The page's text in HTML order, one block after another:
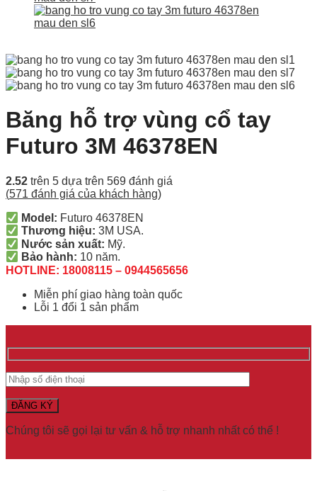
Băng hỗ trợ vùng cổ tay
Futuro 3M 46378EN
2.52 trên 5 dựa trên 569 đánh giá
(571 đánh giá của khách hàng)
Model: Futuro 46378EN
Thương hiệu: 3M USA.
Nước sản xuất: Mỹ.
Bảo hành: 10 năm.
HOTLINE: 18008115 – 0944565656
Miễn phí giao hàng toàn quốc
Lỗi 1 đổi 1 sản phẩm
Chúng tôi sẽ gọi lại tư vấn & hỗ trợ nhanh nhất có thể !